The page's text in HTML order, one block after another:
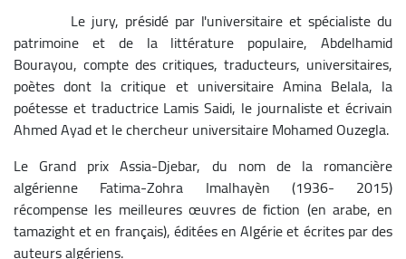
Le jury, présidé par l'universitaire et spécialiste du
patrimoine et de la littérature populaire, Abdelhamid
Bourayou, compte des critiques, traducteurs, universitaires,
poètes dont la critique et universitaire Amina Belala, la
poétesse et traductrice Lamis Saidi, le journaliste et écrivain
Ahmed Ayad et le chercheur universitaire Mohamed Ouzegla.
Le Grand prix Assia-Djebar, du nom de la romancière
algérienne Fatima-Zohra Imalhayèn (1936- 2015)
récompense les meilleures œuvres de fiction (en arabe, en
tamazight et en français), éditées en Algérie et écrites par des
auteurs algériens.